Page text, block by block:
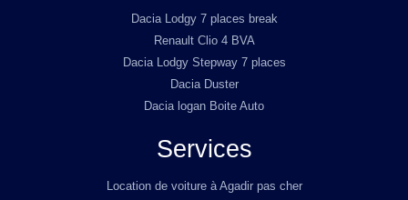
Dacia Lodgy 7 places break
Renault Clio 4 BVA
Dacia Lodgy Stepway 7 places
Dacia Duster
Dacia logan Boite Auto
Services
Location de voiture à Agadir pas cher